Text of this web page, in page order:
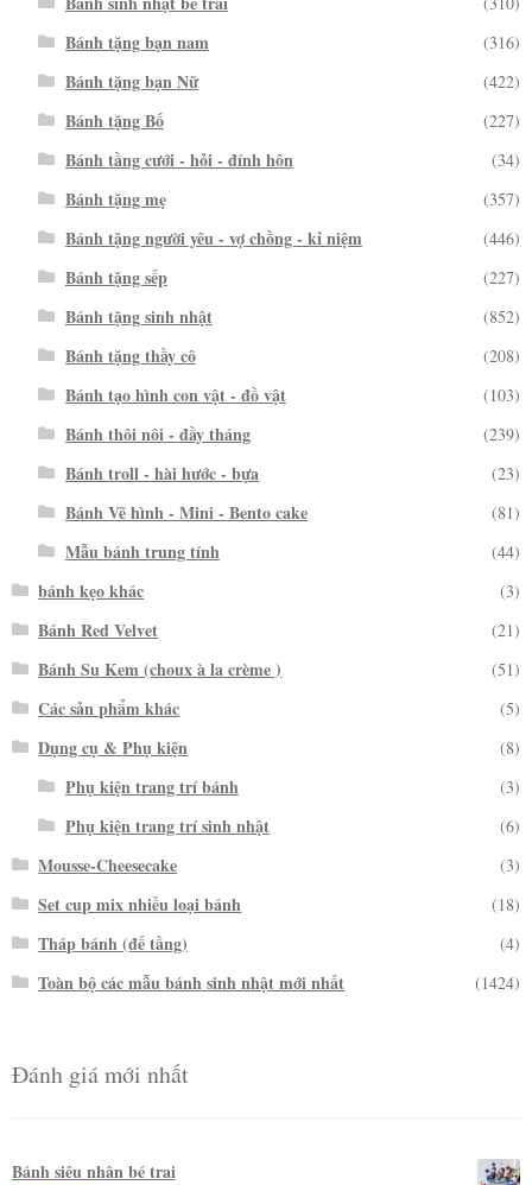
Bánh tặng bạn nam (316)
Bánh tặng bạn Nữ (422)
Bánh tặng Bố (227)
Bánh tầng cưới - hỏi - đính hôn (34)
Bánh tặng mẹ (357)
Bánh tặng người yêu - vợ chồng - kỉ niệm (446)
Bánh tặng sếp (227)
Bánh tặng sinh nhật (852)
Bánh tặng thầy cô (208)
Bánh tạo hình con vật - đồ vật (103)
Bánh thôi nôi - đầy tháng (239)
Bánh troll - hài hước - bựa (23)
Bánh Vẽ hình - Mini - Bento cake (81)
Mẫu bánh trung tính (44)
bánh kẹo khác (3)
Bánh Red Velvet (21)
Bánh Su Kem (choux à la crème ) (51)
Các sản phẩm khác (5)
Dụng cụ & Phụ kiện (8)
Phụ kiện trang trí bánh (3)
Phụ kiện trang trí sinh nhật (6)
Mousse-Cheesecake (3)
Set cup mix nhiều loại bánh (18)
Tháp bánh (đế tầng) (4)
Toàn bộ các mẫu bánh sinh nhật mới nhất (1424)
Đánh giá mới nhất
Bánh siêu nhân bé trai